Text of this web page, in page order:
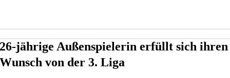
26-jährige Außenspielerin erfüllt sich ihren
Wunsch von der 3. Liga